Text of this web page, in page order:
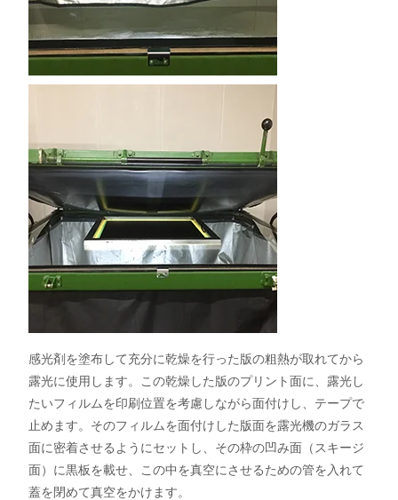
感光剤を塗布して充分に乾燥を行った版の粗熱が取れてから
露光に使用します。この乾燥した版のプリント面に、露光し
たいフィルムを印刷位置を考慮しながら面付けし、テープで
止めます。そのフィルムを面付けした版面を露光機のガラス
面に密着させるようにセットし、その枠の凹み面（スキージ
面）に黒板を載せ、この中を真空にさせるための管を入れて
蓋を閉めて真空をかけます。